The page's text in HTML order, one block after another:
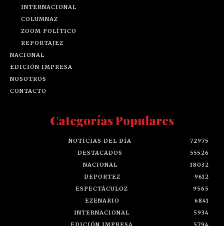
INTERNACIONAL
COLUMNAZ
ZOOM POLÍTICO
REPORTAJEZ
NACIONAL
EDICIÓN IMPRESA
NOSOTROS
CONTACTO
Categorías Populares
NOTICIAS DEL DÍA
72975
DESTACADOS
55526
NACIONAL
18032
DEPORTEZ
9612
ESPECTÁCULOZ
9565
EZENARIO
6841
INTERNACIONAL
5934
EDICIÓN IMPRESA
5794